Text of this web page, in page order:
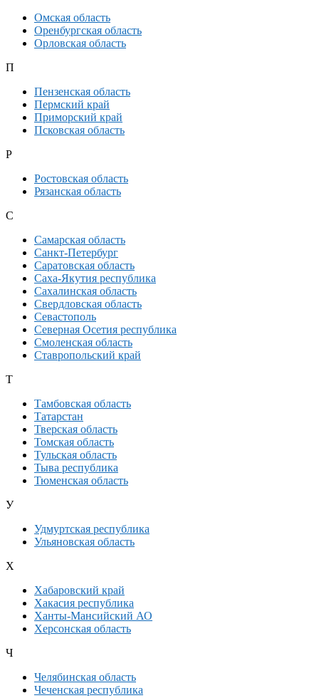
Омская область
Оренбургская область
Орловская область
П
Пензенская область
Пермский край
Приморский край
Псковская область
Р
Ростовская область
Рязанская область
С
Самарская область
Санкт-Петербург
Саратовская область
Саха-Якутия республика
Сахалинская область
Свердловская область
Севастополь
Северная Осетия республика
Смоленская область
Ставропольский край
Т
Тамбовская область
Татарстан
Тверская область
Томская область
Тульская область
Тыва республика
Тюменская область
У
Удмуртская республика
Ульяновская область
Х
Хабаровский край
Хакасия республика
Ханты-Мансийский АО
Херсонская область
Ч
Челябинская область
Чеченская республика